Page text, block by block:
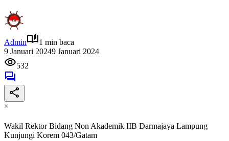
Admin
1 min baca
9 Januari 20249 Januari 2024
532
×
Wakil Rektor Bidang Non Akademik IIB Darmajaya Lampung
Kunjungi Korem 043/Gatam